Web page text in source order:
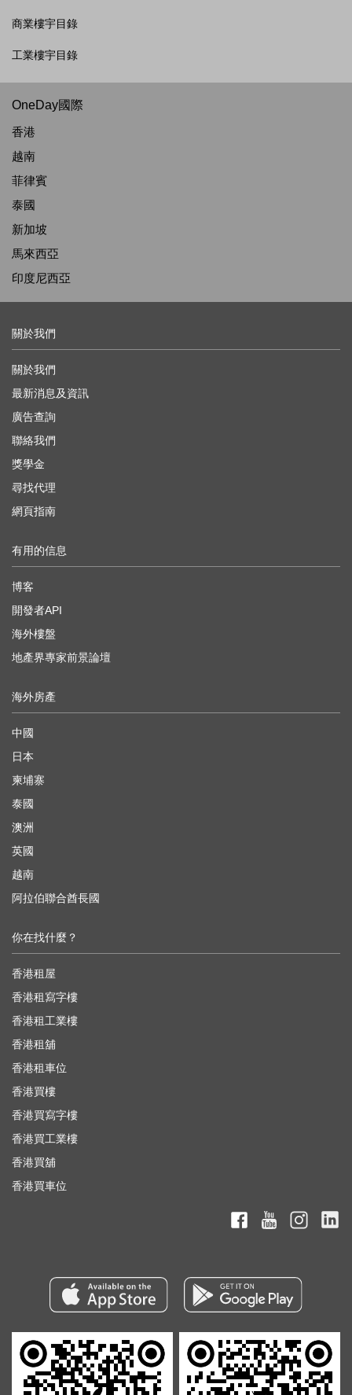
商業樓宇目錄
工業樓宇目錄
OneDay國際
香港
越南
菲律賓
泰國
新加坡
馬來西亞
印度尼西亞
關於我們
關於我們
最新消息及資訊
廣告查詢
聯絡我們
獎學金
尋找代理
網頁指南
有用的信息
博客
開發者API
海外樓盤
地產界專家前景論壇
海外房產
中國
日本
柬埔寨
泰國
澳洲
英國
越南
阿拉伯聯合酋長國
你在找什麼？
香港租屋
香港租寫字樓
香港租工業樓
香港租舖
香港租車位
香港買樓
香港買寫字樓
香港買工業樓
香港買舖
香港買車位